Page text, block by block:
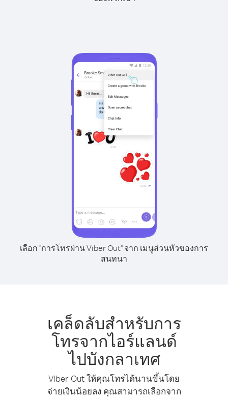
เลือก "การโทรผ่าน Viber Out" จาก เมนูส่วนหัวของการ
สนทนา
เคล็ดลับสำหรับการ
โทรจากไอร์แลนด์
ไปบังกลาเทศ
Viber Out ให้คุณโทรได้นานขึ้นโดย
จ่ายเงินน้อยลง คุณสามารถเลือกจาก